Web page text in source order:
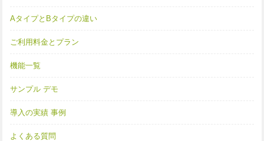
AタイプとBタイプの違い
ご利用料金とプラン
機能一覧
サンプル デモ
導入の実績 事例
よくある質問